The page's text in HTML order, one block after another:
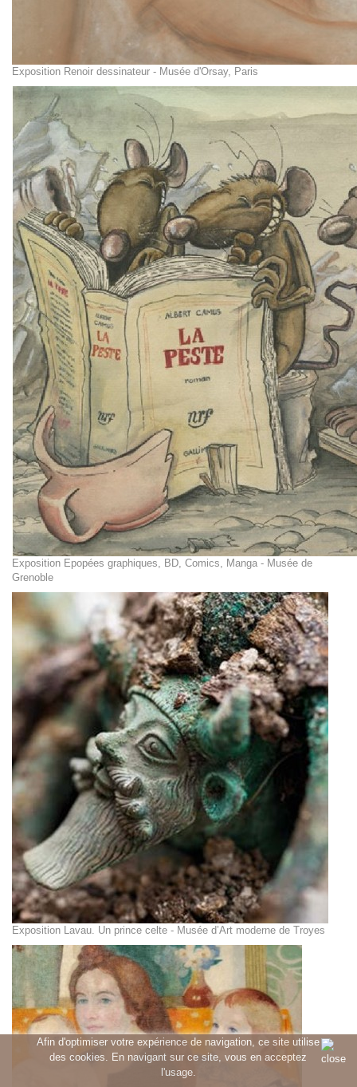
Afin d'optimiser votre expérience de navigation, ce site utilise
des cookies. En navigant sur ce site, vous en acceptez
l'usage.
Exposition Renoir dessinateur - Musée d'Orsay, Paris
Exposition Epopées graphiques, BD, Comics, Manga - Musée de
Grenoble
Exposition Lavau. Un prince celte - Musée d’Art moderne de Troyes